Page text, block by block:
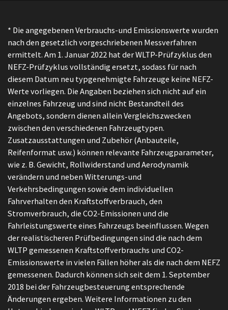
* Die angegebenen Verbrauchs-und Emissionswerte wurden
nach den gesetzlich vorgeschriebenen Messverfahren
ermittelt. Am 1. Januar 2022 hat der WLTP-Prüfzyklus den
NEFZ-Prüfzyklus vollständig ersetzt, sodass für nach
diesem Datum neu typgenehmigte Fahrzeuge keine NEFZ-
Werte vorliegen. Die Angaben beziehen sich nicht auf ein
einzelnes Fahrzeug und sind nicht Bestandteil des
Angebots, sondern dienen allein Vergleichszwecken
zwischen den verschiedenen Fahrzeugtypen.
Zusatzausstattungen und Zubehör (Anbauteile,
Reifenformat usw.) können relevante Fahrzeugparameter,
wie z. B. Gewicht, Rollwiderstand und Aerodynamik
verändern und neben Witterungs-und
Verkehrsbedingungen sowie dem individuellen
Fahrverhalten den Kraftstoffverbrauch, den
Stromverbrauch, die CO2-Emissionen und die
Fahrleistungswerte eines Fahrzeugs beeinflussen. Wegen
der realistischeren Prüfbedingungen sind die nach dem
WLTP gemessenen Kraftstoffverbrauchs und CO2-
Emissionswerte in vielen Fällen höher als die nach dem NEFZ
gemessenen. Dadurch können sich seit dem 1. September
2018 bei der Fahrzeugbesteuerung entsprechende
Änderungen ergeben. Weitere Informationen zu den